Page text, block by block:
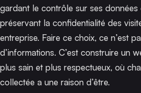
gardant le contrôle sur ses données
préservant la confidentialité des
entreprise. Faire ce choix, ce n’est
d’informations. C’est construire un
plus sain et plus respectueux, où
collectée a une raison d’être.